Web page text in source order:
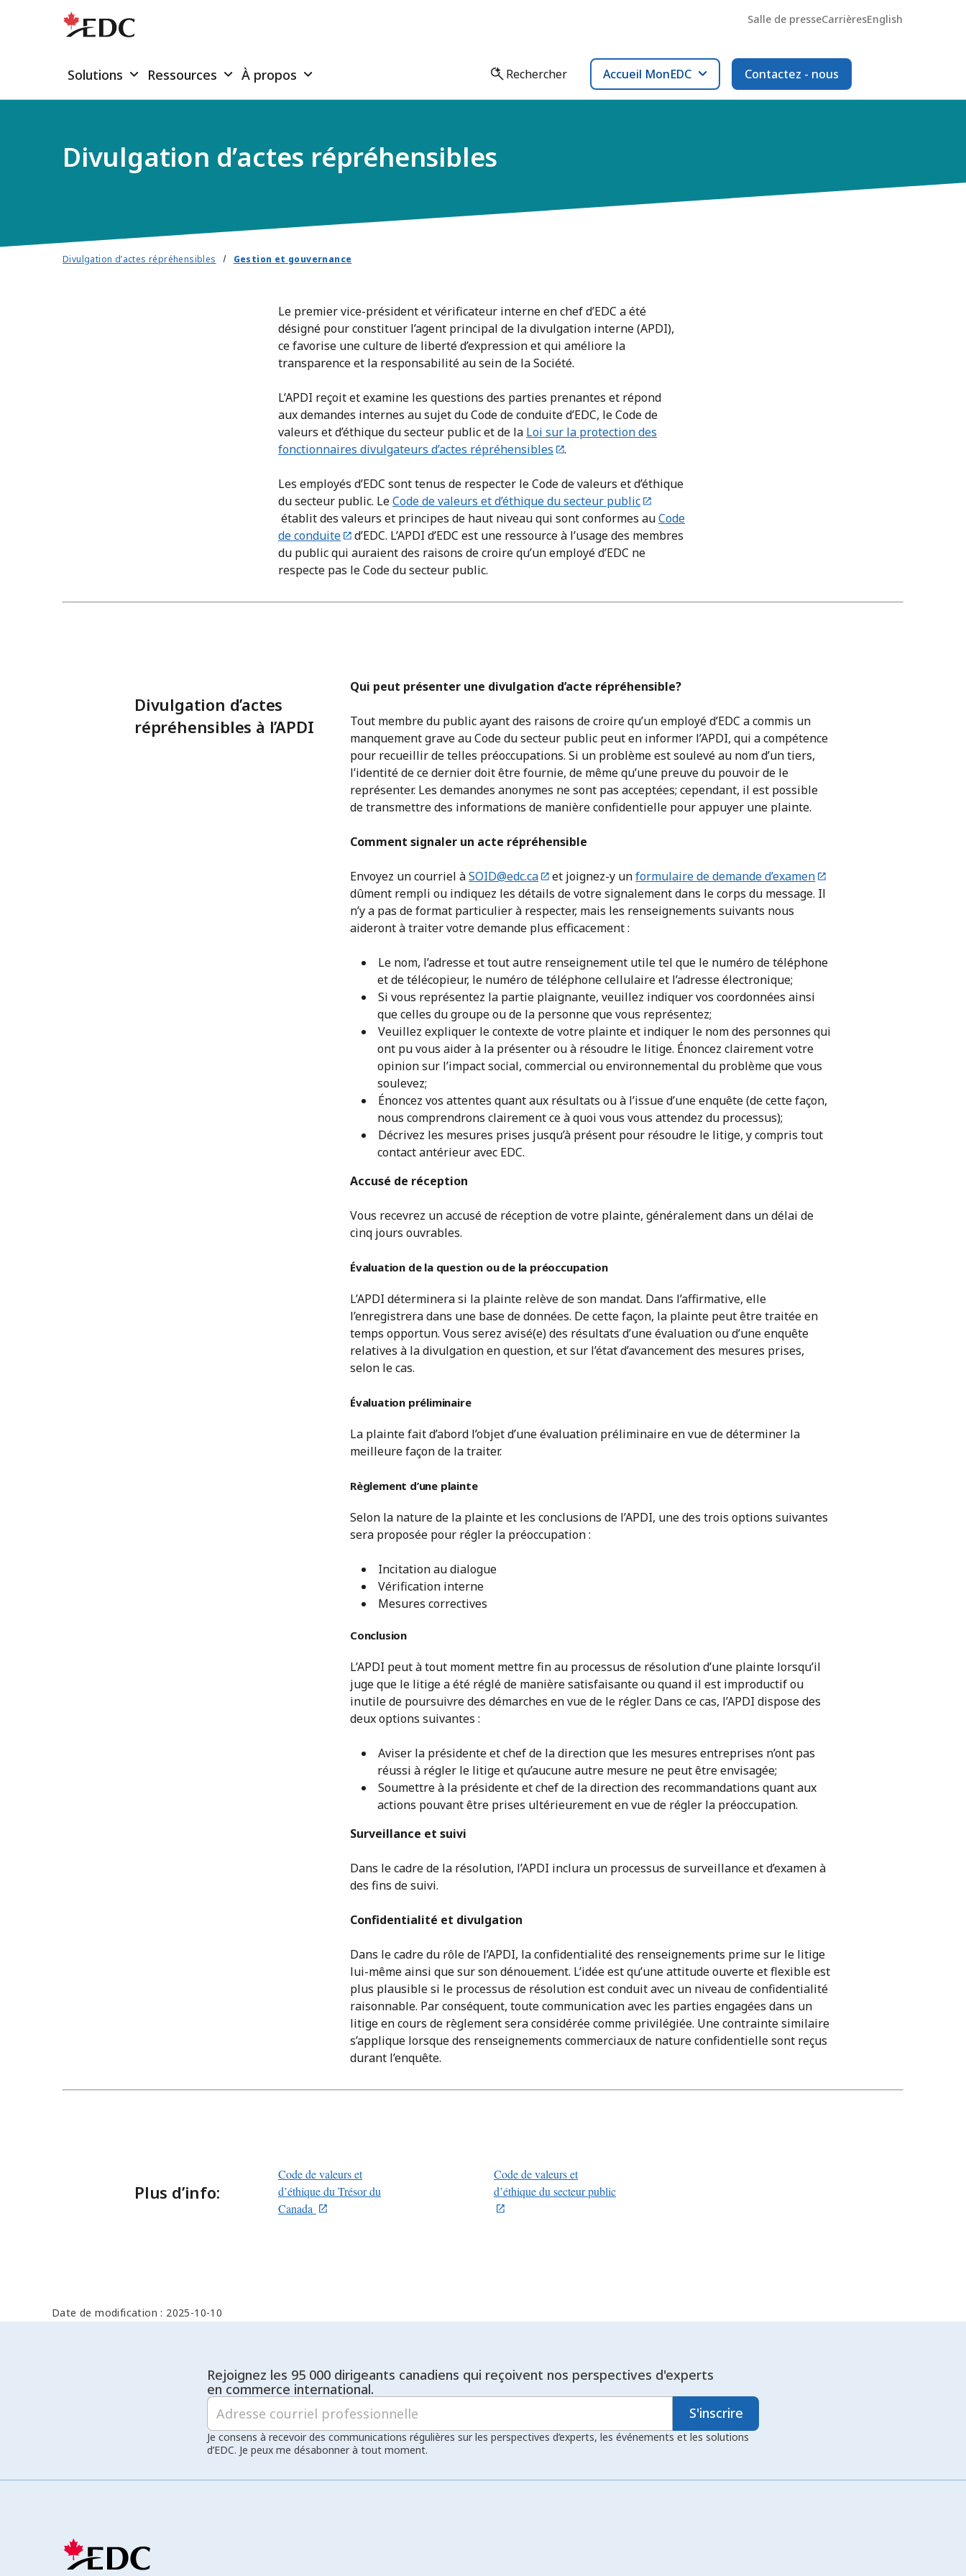
Salle de presseCarrièresEnglish
Solutions Ressources À propos Rechercher Accueil MonEDC Contactez - nous
Divulgation d’actes répréhensibles
Divulgation d’actes répréhensibles Gestion et gouvernance
Le premier vice-président et vérificateur interne en chef d’EDC a été
désigné pour constituer l’agent principal de la divulgation interne (APDI),
ce favorise une culture de liberté d’expression et qui améliore la
transparence et la responsabilité au sein de la Société.
L’APDI reçoit et examine les questions des parties prenantes et répond
aux demandes internes au sujet du Code de conduite d’EDC, le Code de
valeurs et d’éthique du secteur public et de la Loi sur la protection des
fonctionnaires divulgateurs d’actes répréhensibles
.
Les employés d’EDC sont tenus de respecter le Code de valeurs et d’éthique
du secteur public. LeCode de valeurs et d’éthique du secteur public
établit des valeurs et principes de haut niveau qui sont conformes auCode
de conduite
d’EDC. L’APDI d’EDC est une ressource à l’usage des membres
du public qui auraient des raisons de croire qu’un employé d’EDC ne
respecte pas le Code du secteur public.
Divulgation d’actes
répréhensibles à l’APDI
Qui peut présenter une divulgation d’acte répréhensible?
Tout membre du public ayant des raisons de croire qu’un employé d’EDC a commis un
manquement grave au Code du secteur public peut en informer l’APDI, qui a compétence
pour recueillir de telles préoccupations. Si un problème est soulevé au nom d’un tiers,
l’identité de ce dernier doit être fournie, de même qu’une preuve du pouvoir de le
représenter. Les demandes anonymes ne sont pas acceptées; cependant, il est possible
de transmettre des informations de manière confidentielle pour appuyer une plainte.
Comment signaler un acte répréhensible
Envoyez un courriel àSOID@edc.ca et joignez-y unformulaire de demande d’examen
dûment rempli ou indiquez les détails de votre signalement dans le corps du message. Il
n’y a pas de format particulier à respecter, mais les renseignements suivants nous
aideront à traiter votre demande plus efficacement :
Le nom, l’adresse et tout autre renseignement utile tel que le numéro de téléphone
et de télécopieur, le numéro de téléphone cellulaire et l’adresse électronique;
Si vous représentez la partie plaignante, veuillez indiquer vos coordonnées ainsi
que celles du groupe ou de la personne que vous représentez;
Veuillez expliquer le contexte de votre plainte et indiquer le nom des personnes qui
ont pu vous aider à la présenter ou à résoudre le litige. Énoncez clairement votre
opinion sur l’impact social, commercial ou environnemental du problème que vous
soulevez;
Énoncez vos attentes quant aux résultats ou à l’issue d’une enquête (de cette façon,
nous comprendrons clairement ce à quoi vous vous attendez du processus);
Décrivez les mesures prises jusqu’à présent pour résoudre le litige, y compris tout
contact antérieur avec EDC.
Accusé de réception
Vous recevrez un accusé de réception de votre plainte, généralement dans un délai de
cinq jours ouvrables.
Évaluation de la question ou de la préoccupation
L’APDI déterminera si la plainte relève de son mandat. Dans l’affirmative, elle
l’enregistrera dans une base de données. De cette façon, la plainte peut être traitée en
temps opportun. Vous serez avisé(e) des résultats d’une évaluation ou d’une enquête
relatives à la divulgation en question, et sur l’état d’avancement des mesures prises,
selon le cas.
Évaluation préliminaire
La plainte fait d’abord l’objet d’une évaluation préliminaire en vue de déterminer la
meilleure façon de la traiter.
Règlement d’une plainte
Selon la nature de la plainte et les conclusions de l’APDI, une des trois options suivantes
sera proposée pour régler la préoccupation :
Incitation au dialogue
Vérification interne
Mesures correctives
Conclusion
L’APDI peut à tout moment mettre fin au processus de résolution d’une plainte lorsqu’il
juge que le litige a été réglé de manière satisfaisante ou quand il est improductif ou
inutile de poursuivre des démarches en vue de le régler. Dans ce cas, l’APDI dispose des
deux options suivantes :
Aviser la présidente et chef de la direction que les mesures entreprises n’ont pas
réussi à régler le litige et qu’aucune autre mesure ne peut être envisagée;
Soumettre à la présidente et chef de la direction des recommandations quant aux
actions pouvant être prises ultérieurement en vue de régler la préoccupation.
Surveillance et suivi
Dans le cadre de la résolution, l’APDI inclura un processus de surveillance et d’examen à
des fins de suivi.
Confidentialité et divulgation
Dans le cadre du rôle de l’APDI, la confidentialité des renseignements prime sur le litige
lui-même ainsi que sur son dénouement. L’idée est qu’une attitude ouverte et flexible est
plus plausible si le processus de résolution est conduit avec un niveau de confidentialité
raisonnable. Par conséquent, toute communication avec les parties engagées dans un
litige en cours de règlement sera considérée comme privilégiée. Une contrainte similaire
s’applique lorsque des renseignements commerciaux de nature confidentielle sont reçus
durant l’enquête.
Plus d’info:
Code de valeurs et
d’éthique du Trésor du
Canada
Code de valeurs et
d’éthique du secteur public
Date de modification : 2025-10-10
Rejoignez les 95 000 dirigeants canadiens qui reçoivent nos perspectives d'experts
en commerce international.
S'inscrire
Je consens à recevoir des communications régulières sur les perspectives d’experts, les événements et les solutions
d’EDC. Je peux me désabonner à tout moment.